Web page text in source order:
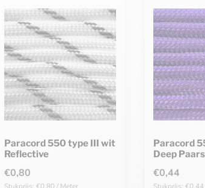
Paracord 550 type III wit
Reflective
€0,80
Paracord
Deep Paars
€0,44